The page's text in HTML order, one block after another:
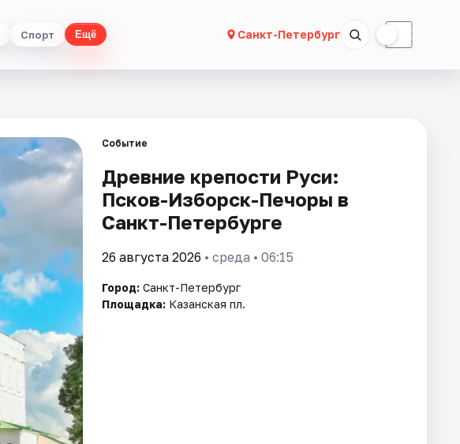
Спорт Ещё Санкт-Петербург ☾
Событие
Древние крепости Руси:
Псков-Изборск-Печоры в
Санкт-Петербурге
26 августа 2026 • среда • 06:15
Город: Санкт-Петербург
Площадка: Казанская пл.